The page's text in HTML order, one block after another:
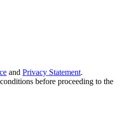
and Privacy Statement.
before proceeding to the